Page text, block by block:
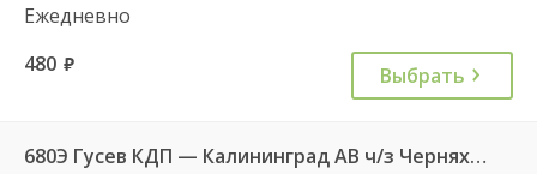
Ежедневно
480 руб. Выбрать
680Э Гусев КДП — Калининград АВ ч/з Черняховск АС